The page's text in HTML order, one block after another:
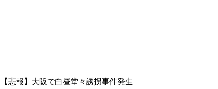
【悲報】大阪で白昼堂々誘拐事件発生